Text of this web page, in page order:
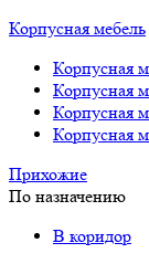
Корпусная мебель
Корпусная
Корпусная
Корпусная
Корпусная
Прихожие
По назначению
В коридор